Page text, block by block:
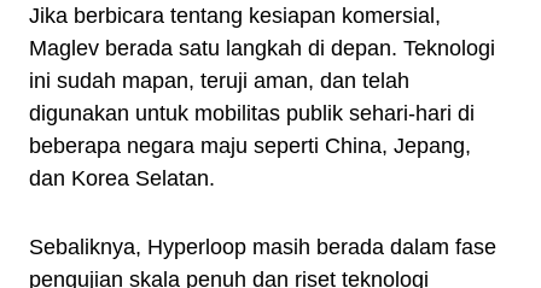
Jika berbicara tentang kesiapan komersial,
Maglev berada satu langkah di depan. Teknologi
ini sudah mapan, teruji aman, dan telah
digunakan untuk mobilitas publik sehari-hari di
beberapa negara maju seperti China, Jepang,
dan Korea Selatan.
Sebaliknya, Hyperloop masih berada dalam fase
pengujian skala penuh dan riset teknologi